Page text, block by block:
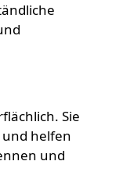
Sie
helfen
und